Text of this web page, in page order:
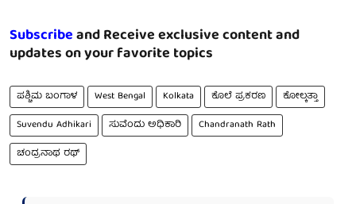
Subscribeand Receive exclusive content and
updates on your favorite topics
ಪಶ್ಚಿಮ ಬಂಗಾಳ West Bengal Kolkata ಕೊಲೆ ಪ್ರಕರಣ
ಕೋಲ್ಕತ್ತಾ
Suvendu Adhikari
ಸುವೆಂದು ಅಧಿಕಾರಿ
Chandranath Rath
ಚಂದ್ರನಾಥ ರಥ್